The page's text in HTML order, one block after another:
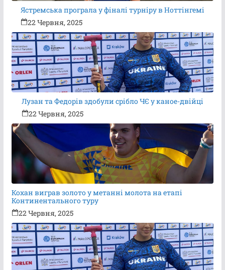
Ястремська програла у фіналі турніру в Ноттінгемі
22 Червня, 2025
Лузан та Федорів здобули срібло ЧЄ у каное-двійці
22 Червня, 2025
Кохан виграв золото у метанні молота на етапі
Континентального туру
22 Червня, 2025